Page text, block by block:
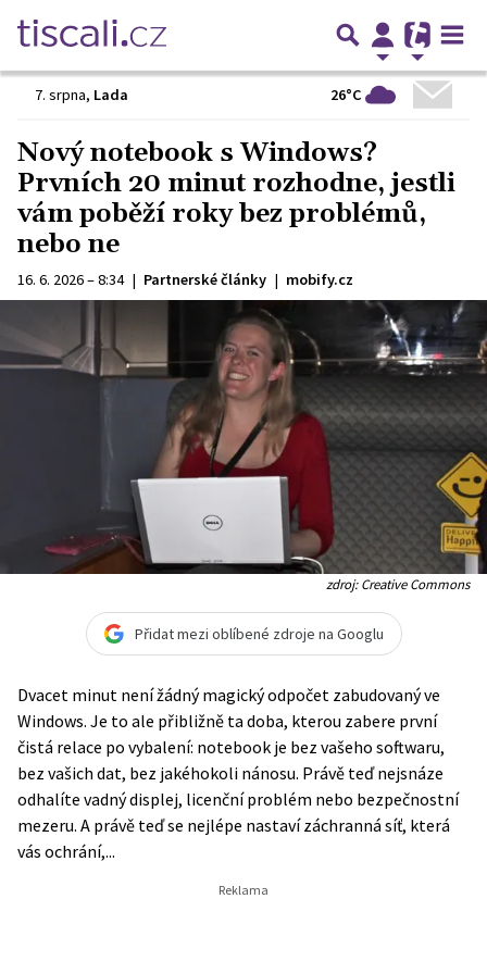
7. srpna, Lada 26°C
Nový notebook s Windows?
Prvních 20 minut rozhodne, jestli
vám poběží roky bez problémů,
nebo ne
16. 6. 2026 – 8:34 | Partnerské články | mobify.cz
zdroj: Creative Commons
Přidat mezi oblíbené zdroje na Googlu
Dvacet minut není žádný magický odpočet zabudovaný ve
Windows. Je to ale přibližně ta doba, kterou zabere první
čistá relace po vybalení: notebook je bez vašeho softwaru,
bez vašich dat, bez jakéhokoli nánosu. Právě teď nejsnáze
odhalíte vadný displej, licenční problém nebo bezpečnostní
mezeru. A právě teď se nejlépe nastaví záchranná síť, která
vás ochrání,...